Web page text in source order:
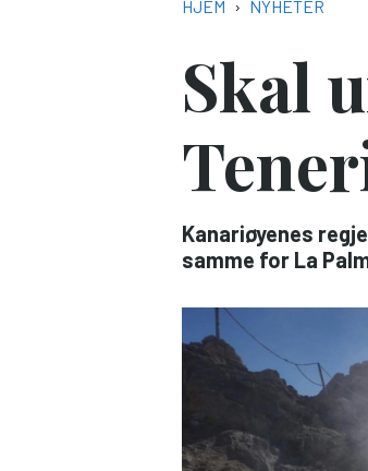
HJEM NYHETER
Skal
Kanariøyenes
samme for La